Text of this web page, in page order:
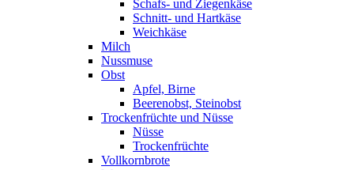
Schafs- und Ziegenkäse
Schnitt- und Hartkäse
Weichkäse
Milch
Nussmuse
Obst
Apfel, Birne
Beerenobst, Steinobst
Trockenfrüchte und Nüsse
Nüsse
Trockenfrüchte
Vollkornbrote